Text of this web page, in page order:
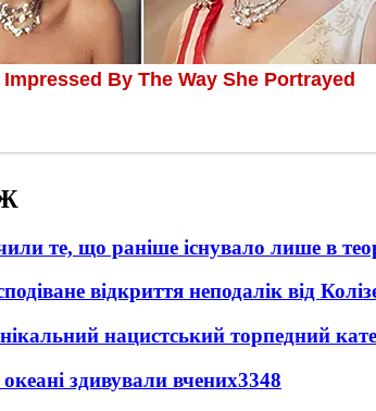
те, що раніше існувало лише в
відкриття неподалік від
нацистський торпедний
здивували вчених3348